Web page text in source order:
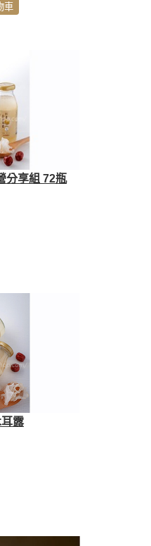
車
分享組 72瓶
露